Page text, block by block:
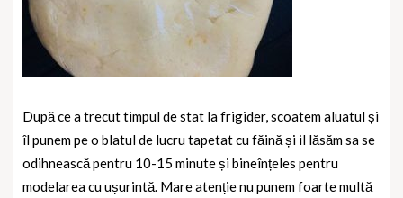
După ce a trecut timpul de stat la frigider, scoatem aluatul și
îl punem pe o blatul de lucru tapetat cu făină și il lăsăm sa se
odihnească pentru 10-15 minute și bineînțeles pentru
modelarea cu ușurintă. Mare atenție nu punem foarte multă